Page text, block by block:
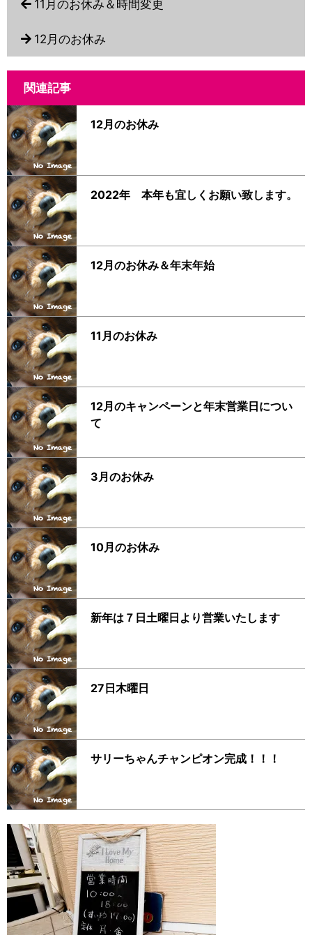
11月のお休み＆時間変更
12月のお休み
関連記事
12月のお休み
2022年 本年も宜しくお願い致します。
12月のお休み＆年末年始
11月のお休み
12月のキャンペーンと年末営業日につい
て
3月のお休み
10月のお休み
新年は７日土曜日より営業いたします
27日木曜日
サリーちゃんチャンピオン完成！！！